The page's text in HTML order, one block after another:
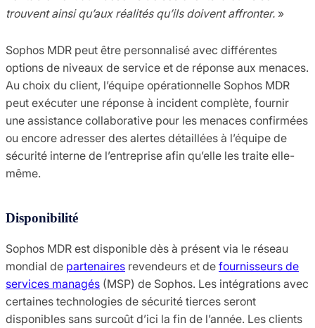
trouvent ainsi qu’aux réalités qu’ils doivent affronter. »
Sophos MDR peut être personnalisé avec différentes
options de niveaux de service et de réponse aux menaces.
Au choix du client, l’équipe opérationnelle Sophos MDR
peut exécuter une réponse à incident complète, fournir
une assistance collaborative pour les menaces confirmées
ou encore adresser des alertes détaillées à l’équipe de
sécurité interne de l’entreprise afin qu’elle les traite elle-
même.
Disponibilité
Sophos MDR est disponible dès à présent via le réseau
mondial de partenaires revendeurs et de fournisseurs de
services managés (MSP) de Sophos. Les intégrations avec
certaines technologies de sécurité tierces seront
disponibles sans surcoût d’ici la fin de l’année. Les clients